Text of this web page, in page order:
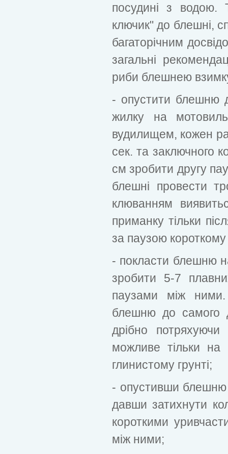
посудині з водою.
ключик" до блешні,
багаторічним
загальні
риби блешнею
- опустити блешню
жилку на
вудилищем, кожен
сек. та заключного
см зробити другу
блешні провести
клюванням
приманку тільки
за паузою короткому
- покласти блешню
зробити 5-7
паузами між ними.
блешню до самого
дрібно
можливе тільки на
глинистому грунті;
- опустивши блешню
давши затихнути
короткими
між ними;